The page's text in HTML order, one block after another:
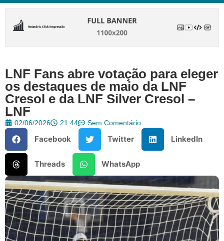
LNF Fans abre votação para eleger
os destaques de maio da LNF
Cresol e da LNF Silver Cresol –
LNF
02/06/2026 21:44 Sem Comentário
Facebook Twitter LinkedIn
Threads WhatsApp